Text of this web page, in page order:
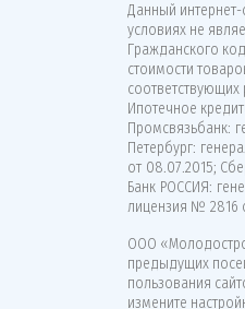
Данный
условиях не
Гражданского
стоимости
соответствующих
Ипотечное
Промсвязьбанк:
Петербург:
от 08.07.2015;
Банк РОССИЯ:
лицензия № 2816
ООО
предыдущих
пользования
измените